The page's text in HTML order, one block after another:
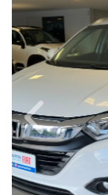
Previous